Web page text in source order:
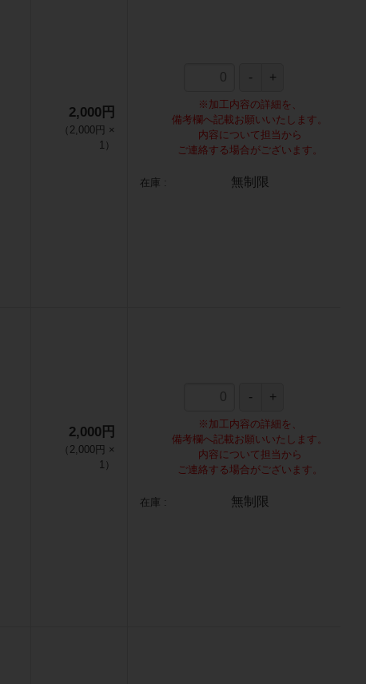
2,000円
（ 2,000円 ×
1 ）
在庫
※加工内容の詳細を、
備考欄へ記載お願いいたします。
内容について担当から
ご連絡する場合がございます。
無制限
2,000円
（ 2,000円 ×
1 ）
在庫
※加工内容の詳細を、
備考欄へ記載お願いいたします。
内容について担当から
ご連絡する場合がございます。
無制限